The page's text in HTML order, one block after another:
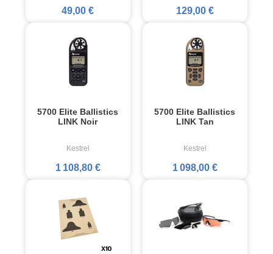
49,00 € 129,00 €
5700 Elite Ballistics
LINK Noir
Kestrel
1 108,80 €
5700 Elite Ballistics
LINK Tan
Kestrel
1 098,00 €